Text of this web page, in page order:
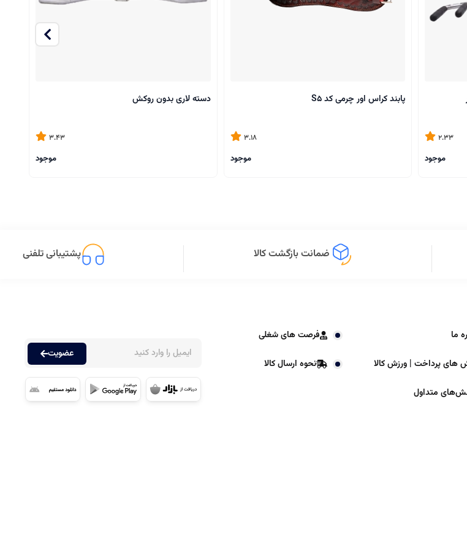
2.33
موجود
پابند کراس اور چرمی کد S5
3.18
موجود
دسته لاری بدون روکش
3.43
موجود
ضمانت بازگشت کالا پشتیبانی تلفنی
ما فرصت های شغلی
های پرداخت | ورزش کالا نحوه ارسال کالا
متداول
عضویت